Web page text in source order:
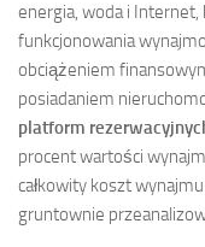
energia, woda i Internet,
funkcjonowania
obciążeniem
posiadaniem
platform
procent wartości
całkowity koszt
gruntownie